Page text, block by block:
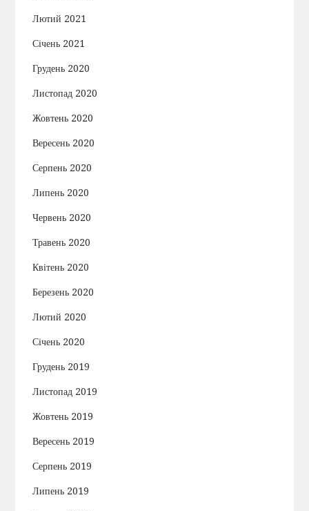
Лютий 2021
Січень 2021
Грудень 2020
Листопад 2020
Жовтень 2020
Вересень 2020
Серпень 2020
Липень 2020
Червень 2020
Травень 2020
Квітень 2020
Березень 2020
Лютий 2020
Січень 2020
Грудень 2019
Листопад 2019
Жовтень 2019
Вересень 2019
Серпень 2019
Липень 2019